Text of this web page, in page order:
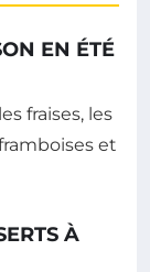
EN ÉTÉ
fraises, les
et
À